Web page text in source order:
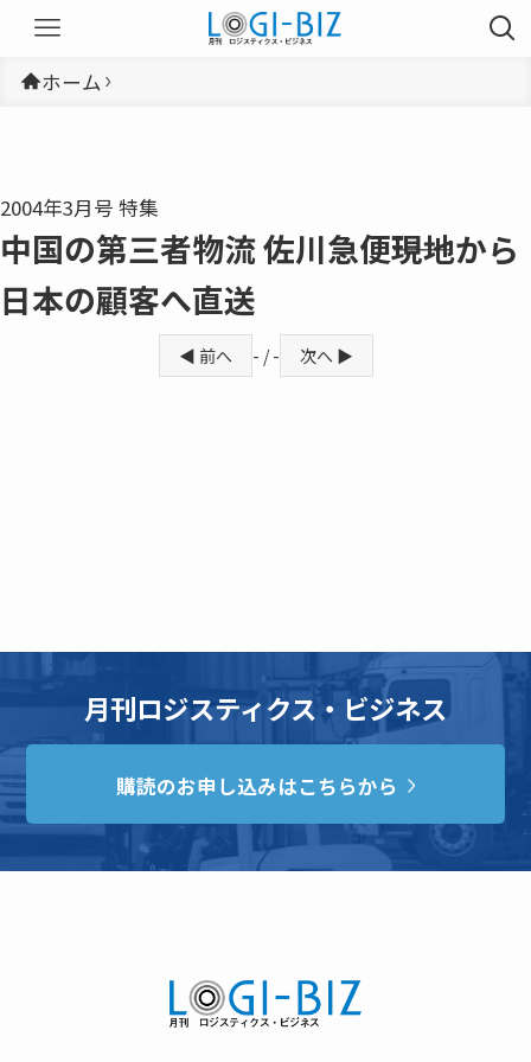
ホーム
2004年3月号 特集
中国の第三者物流 佐川急便――現地から
日本の顧客へ直送
◀ 前へ - / - 次へ ▶
月刊ロジスティクス・ビジネス
購読のお申し込みはこちらから